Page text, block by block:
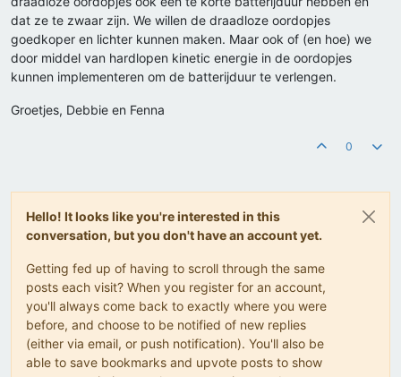
dat ze te zwaar zijn. We willen de draadloze oordopjes
goedkoper en lichter kunnen maken. Maar ook of (en hoe) we
door middel van hardlopen kinetic energie in de oordopjes
kunnen implementeren om de batterijduur te verlengen.
Groetjes, Debbie en Fenna
0
Hello! It looks like you're interested in this
conversation, but you don't have an account yet.
Getting fed up of having to scroll through the same
posts each visit? When you register for an account,
you'll always come back to exactly where you were
before, and choose to be notified of new replies
(either via email, or push notification). You'll also be
able to save bookmarks and upvote posts to show